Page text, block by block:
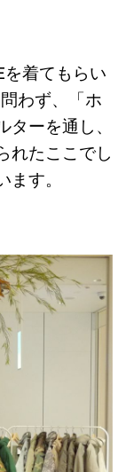
着てもらい
わず、「ホ
ーを通し、
れたここでし
す。